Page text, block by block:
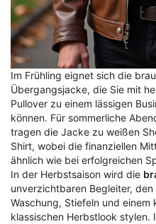
Im Frühling eignet sich die
Übergangsjacke, die Sie mit
Pullover zu einem lässigen
können. Für sommerliche
tragen die Jacke zu weißen
Shirt, wobei die finanziellen
ähnlich wie bei erfolgreichen
In der Herbstsaison wird die
unverzichtbaren Begleiter,
Waschung, Stiefeln und einem
klassischen Herbstlook stylen.